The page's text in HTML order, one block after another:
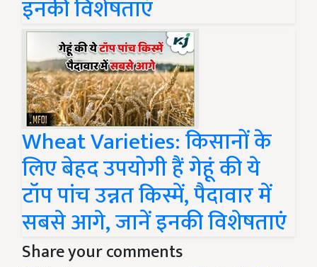
इनकी विशेषताएं
Wheat Varieties: किसानों के
लिए बेहद उपयोगी हैं गेहूं की ये
टॉप पांच उन्नत किस्में, पैदावार में
सबसे आगे, जानें इनकी विशेषताएं
Share your comments